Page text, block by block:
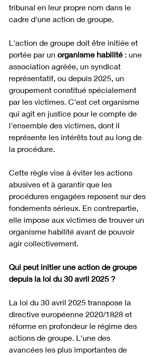
tribunal en leur propre nom dans le
cadre d'une action de groupe.
L'action de groupe doit être initiée et
portée par un organisme habilité : une
association agréée, un syndicat
représentatif, ou depuis 2025, un
groupement constitué spécialement
par les victimes. C'est cet organisme
qui agit en justice pour le compte de
l'ensemble des victimes, dont il
représente les intérêts tout au long de
la procédure.
Cette règle vise à éviter les actions
abusives et à garantir que les
procédures engagées reposent sur des
fondements sérieux. En contrepartie,
elle impose aux victimes de trouver un
organisme habilité avant de pouvoir
agir collectivement.
Qui peut initier une action de groupe
depuis la loi du 30 avril 2025 ?
La loi du 30 avril 2025 transpose la
directive européenne 2020/1828 et
réforme en profondeur le régime des
actions de groupe. L'une des
avancées les plus importantes de